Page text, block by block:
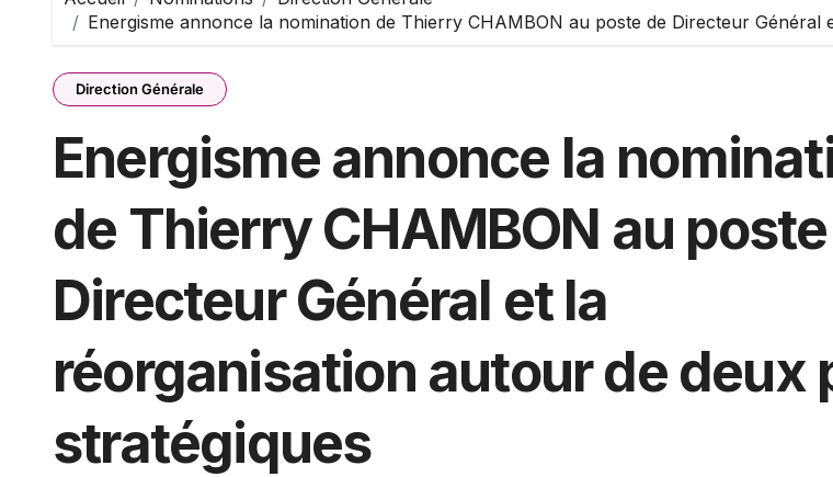
Energisme annonce la nomination de Thierry CHAMBON au poste de Directeur
Direction Générale
Energisme annonce la
de Thierry CHAMBON au
Directeur Général et la
réorganisation autour de deux
stratégiques